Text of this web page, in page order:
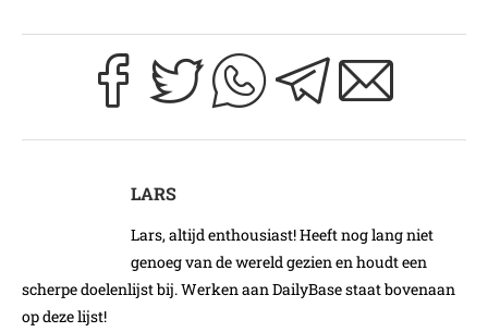
LARS
Lars, altijd enthousiast! Heeft nog lang niet
genoeg van de wereld gezien en houdt een
scherpe doelenlijst bij. Werken aan DailyBase staat bovenaan
op deze lijst!